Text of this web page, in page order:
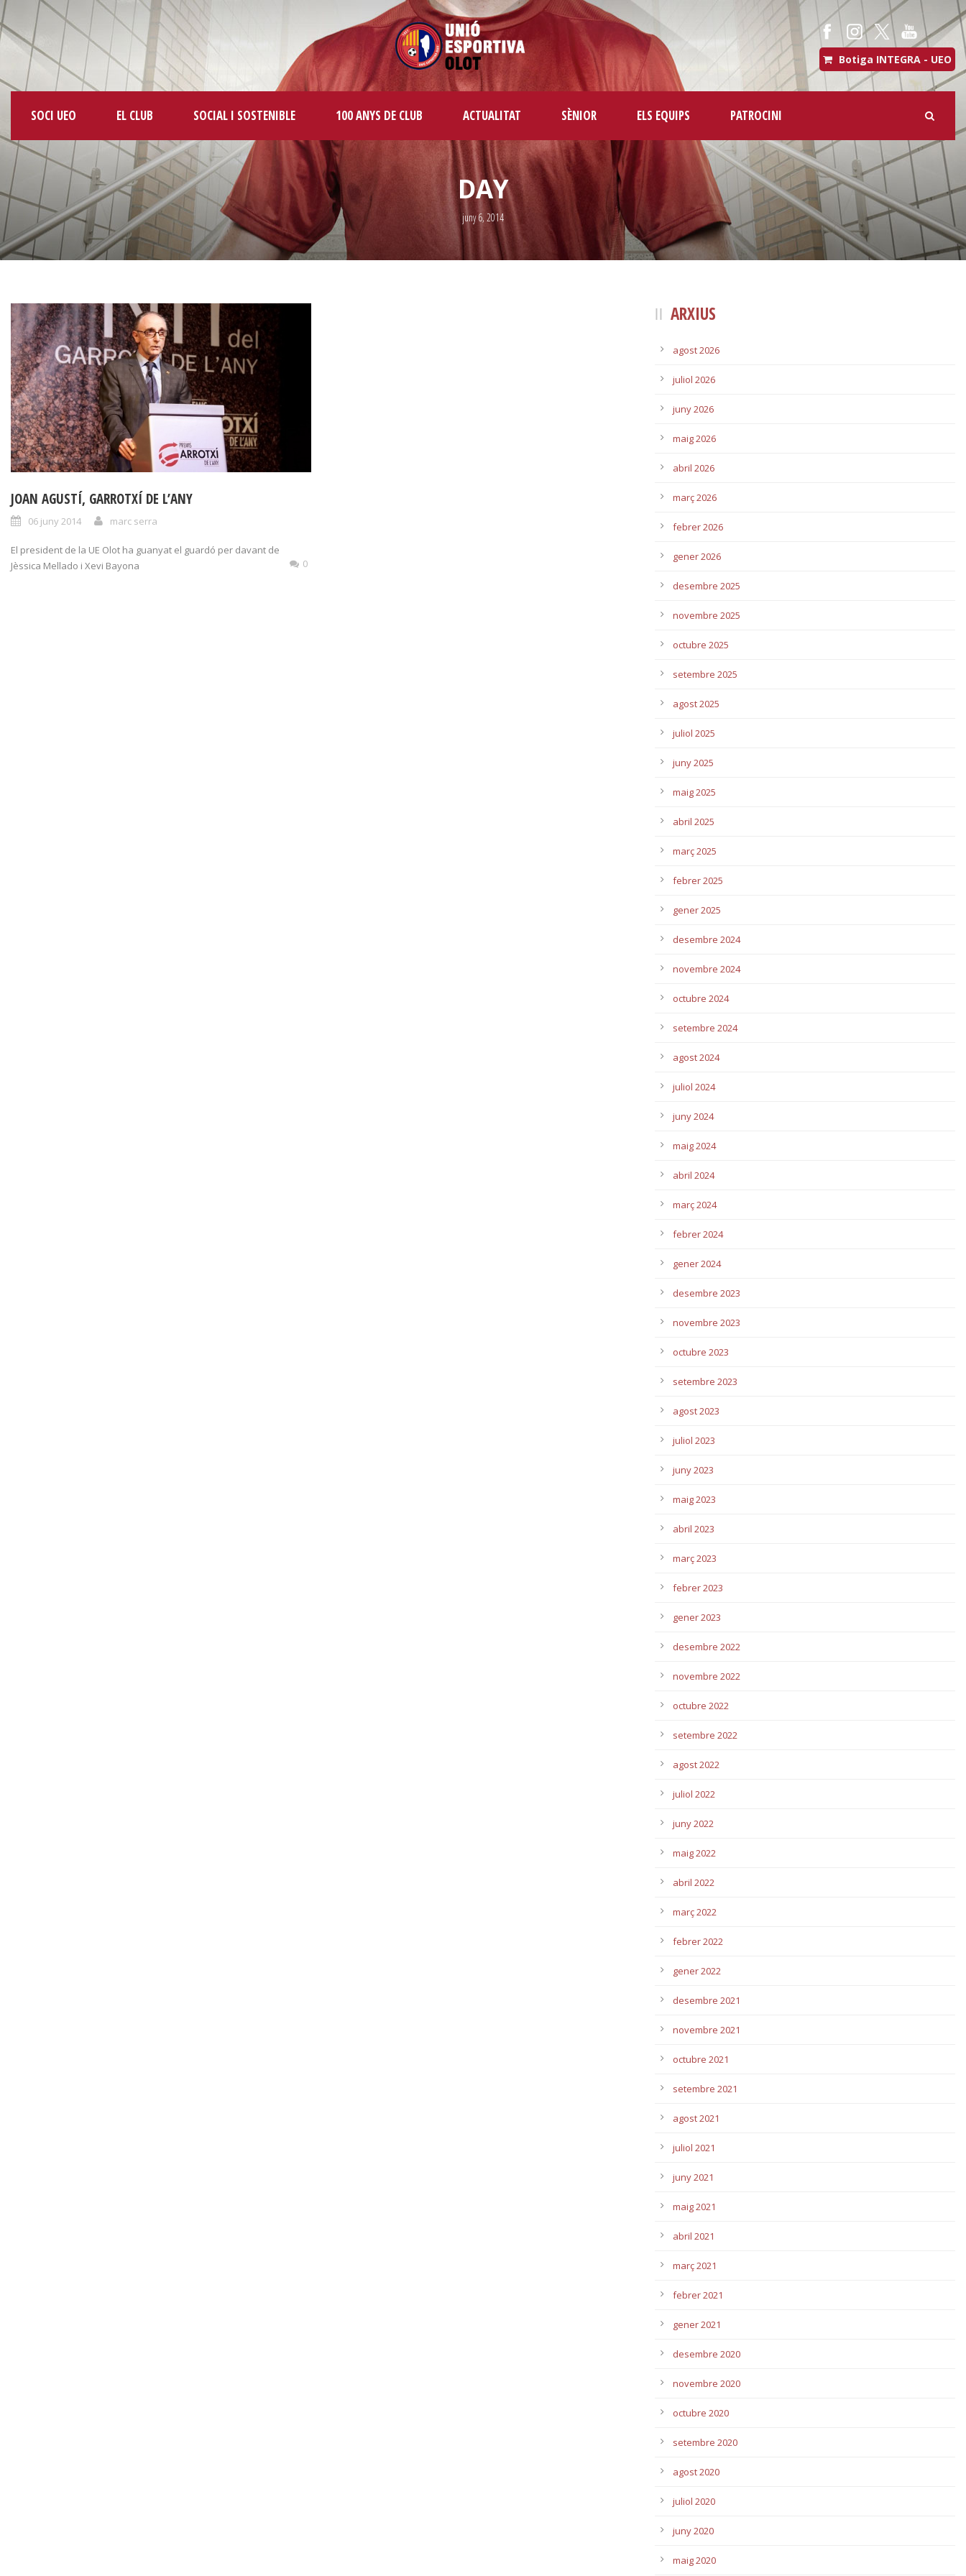
Botiga INTEGRA - UEO
SOCI UEO EL CLUB SOCIAL I SOSTENIBLE 100 ANYS DE CLUB ACTUALITAT SÈNIOR ELS EQUIPS PATROCINI
DAY
juny 6, 2014
JOAN AGUSTÍ, GARROTXÍ DE L’ANY
06 juny 2014 marc serra
El president de la UE Olot ha guanyat el guardó per davant de
Jèssica Mellado i Xevi Bayona
0
ARXIUS
agost 2026
juliol 2026
juny 2026
maig 2026
abril 2026
març 2026
febrer 2026
gener 2026
desembre 2025
novembre 2025
octubre 2025
setembre 2025
agost 2025
juliol 2025
juny 2025
maig 2025
abril 2025
març 2025
febrer 2025
gener 2025
desembre 2024
novembre 2024
octubre 2024
setembre 2024
agost 2024
juliol 2024
juny 2024
maig 2024
abril 2024
març 2024
febrer 2024
gener 2024
desembre 2023
novembre 2023
octubre 2023
setembre 2023
agost 2023
juliol 2023
juny 2023
maig 2023
abril 2023
març 2023
febrer 2023
gener 2023
desembre 2022
novembre 2022
octubre 2022
setembre 2022
agost 2022
juliol 2022
juny 2022
maig 2022
abril 2022
març 2022
febrer 2022
gener 2022
desembre 2021
novembre 2021
octubre 2021
setembre 2021
agost 2021
juliol 2021
juny 2021
maig 2021
abril 2021
març 2021
febrer 2021
gener 2021
desembre 2020
novembre 2020
octubre 2020
setembre 2020
agost 2020
juliol 2020
juny 2020
maig 2020